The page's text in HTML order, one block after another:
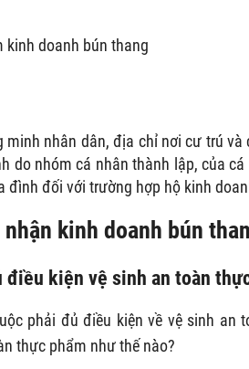
kinh doanh bún thang
minh nhân dân, địa chỉ nơi cư trú
do nhóm cá nhân thành lập, của
đình đối với trường hợp hộ kinh
kinh doanh bún
điều kiện vệ sinh an toàn
phải đủ điều kiện về vệ sinh an
thực phẩm như thế nào?